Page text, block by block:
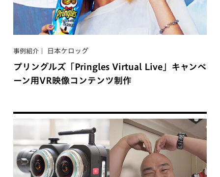
事例紹介 日本ケロッグ
プリングルズ「Pringles Virtual Live」キャンペ
ーン用VR映像コンテンツ制作